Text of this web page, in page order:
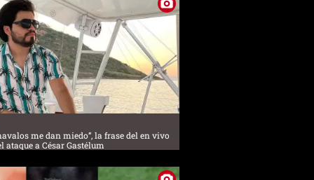
me dan miedo”, la frase del en vivo
ataque a César Gastélum